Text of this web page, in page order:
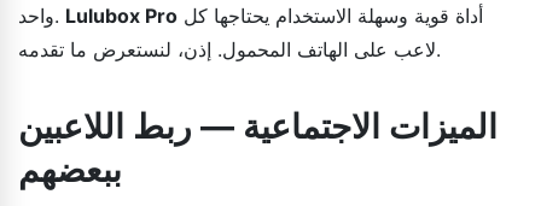
واحد. Lulubox Pro
لاعب على الهاتف المحمول. إذن، لنستعرض ما تقدمه.
الميزات الاجتماعية — ربط اللاعبين
ببعضهم